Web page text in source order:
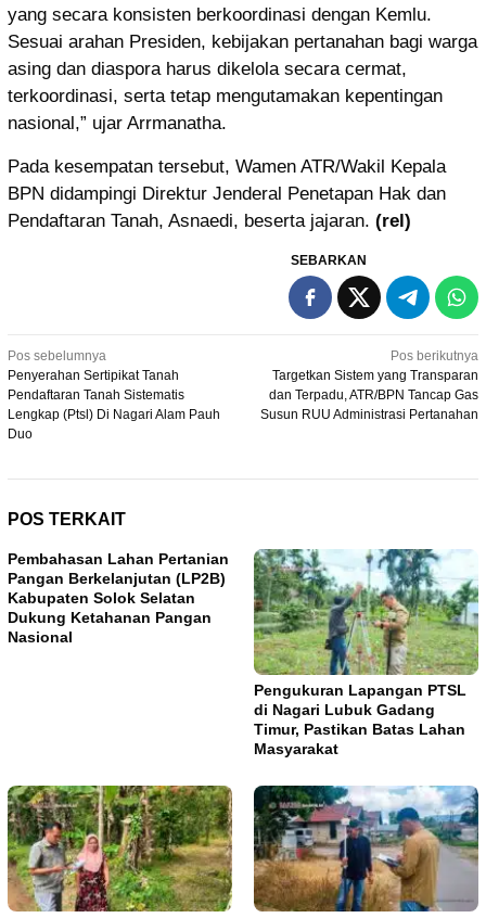
yang secara konsisten berkoordinasi dengan Kemlu.
Sesuai arahan Presiden, kebijakan pertanahan bagi warga
asing dan diaspora harus dikelola secara cermat,
terkoordinasi, serta tetap mengutamakan kepentingan
nasional,” ujar Arrmanatha.
Pada kesempatan tersebut, Wamen ATR/Wakil Kepala
BPN didampingi Direktur Jenderal Penetapan Hak dan
Pendaftaran Tanah, Asnaedi, beserta jajaran. (rel)
SEBARKAN
Navigasi
pos
Pos sebelumnya
Penyerahan Sertipikat Tanah
Pendaftaran Tanah Sistematis
Lengkap (Ptsl) Di Nagari Alam Pauh
Duo
Pos berikutnya
Targetkan Sistem yang Transparan
dan Terpadu, ATR/BPN Tancap Gas
Susun RUU Administrasi Pertanahan
POS TERKAIT
Pembahasan Lahan Pertanian
Pangan Berkelanjutan (LP2B)
Kabupaten Solok Selatan
Dukung Ketahanan Pangan
Nasional
Pengukuran Lapangan PTSL
di Nagari Lubuk Gadang
Timur, Pastikan Batas Lahan
Masyarakat